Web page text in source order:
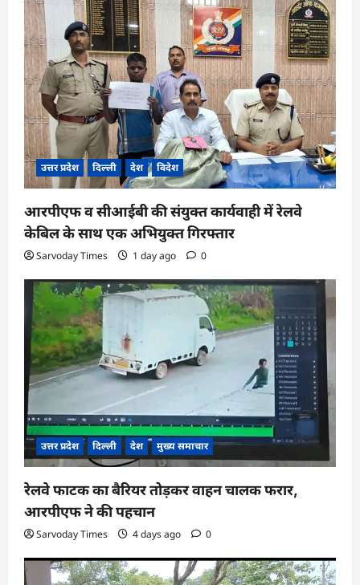
उत्तर प्रदेश दिल्ली देश विदेश
आरपीएफ व सीआईबी की संयुक्त कार्यवाही में रेलवे
केबिल के साथ एक अभियुक्त गिरफ्तार
Sarvoday Times 1 day ago 0
उत्तर प्रदेश दिल्ली देश मुख्य समाचार
रेलवे फाटक का बैरियर तोड़कर वाहन चालक फरार,
आरपीएफ ने की पहचान
Sarvoday Times 4 days ago 0